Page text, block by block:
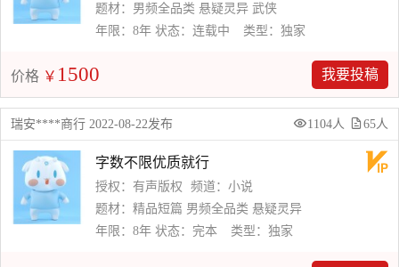
题材：男频全品类 悬疑灵异 武侠
年限：8年 状态：连载中 类型：独家
价格 ￥ 1500 我要投稿
瑞安****商行 2022-08-22发布 1104人 65人
字数不限优质就行
授权：有声版权
频道：小说
题材：精品短篇 男频全品类 悬疑灵异
年限：8年 状态：完本 类型：独家